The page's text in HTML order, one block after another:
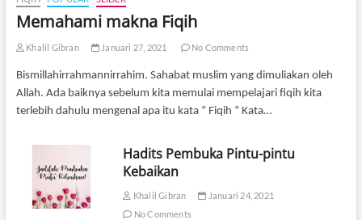
Memahami makna Fiqih
Khalil Gibran Januari 27, 2021 No Comments
Bismillahirrahmannirrahim. Sahabat muslim yang dimuliakan oleh
Allah. Ada baiknya sebelum kita memulai mempelajari fiqih kita
terlebih dahulu mengenal apa itu kata ” Fiqih ” Kata…
Hadits Pembuka Pintu-pintu
Kebaikan
Khalil Gibran
Januari 24, 2021
No Comments